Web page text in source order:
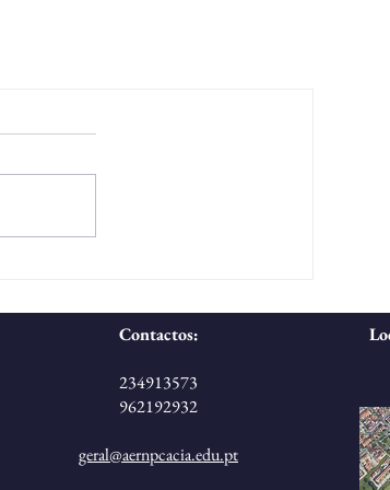
Contactos:
234913573
962192932
geral@aernpcacia.edu.pt